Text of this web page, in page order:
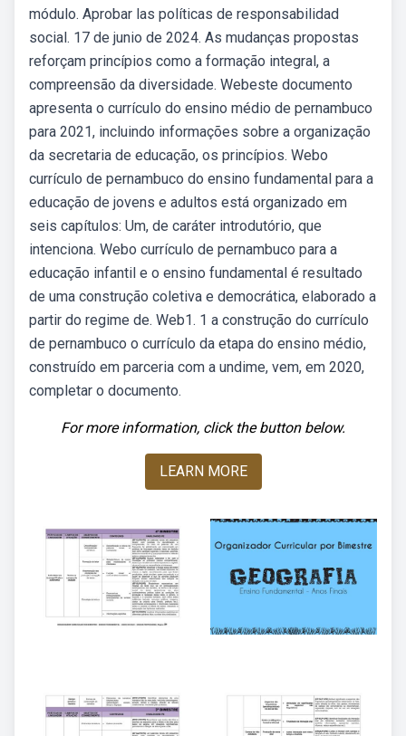
módulo. Aprobar las políticas de responsabilidad
social. 17 de junio de 2024. As mudanças propostas
reforçam princípios como a formação integral, a
compreensão da diversidade. Webeste documento
apresenta o currículo do ensino médio de pernambuco
para 2021, incluindo informações sobre a organização
da secretaria de educação, os princípios. Webo
currículo de pernambuco do ensino fundamental para a
educação de jovens e adultos está organizado em
seis capítulos: Um, de caráter introdutório, que
intenciona. Webo currículo de pernambuco para a
educação infantil e o ensino fundamental é resultado
de uma construção coletiva e democrática, elaborado a
partir do regime de. Web1. 1 a construção do currículo
de pernambuco o currículo da etapa do ensino médio,
construído em parceria com a undime, vem, em 2020,
completar o documento.
For more information, click the button below.
LEARN MORE